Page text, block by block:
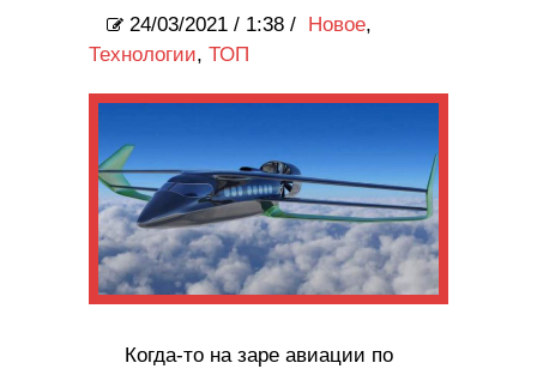
24/03/2021 / 1:38 / Новое,
Технологии, ТОП
Когда-то на заре авиации по